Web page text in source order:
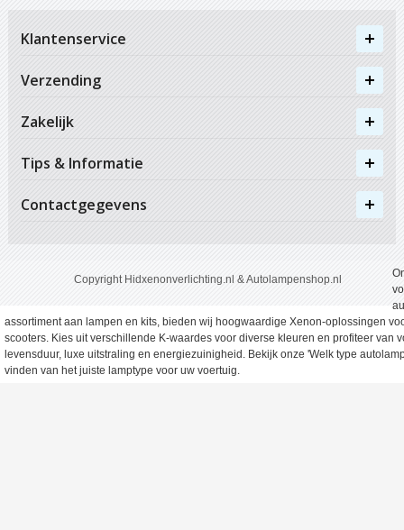
Klantenservice
Verzending
Zakelijk
Tips & Informatie
Contactgegevens
Copyright Hidxenonverlichting.nl & Autolampenshop.nl
assortiment aan lampen en kits, bieden wij hoogwaardige Xenon-oplossingen
scooters. Kies uit verschillende K-waardes voor diverse kleuren en profiteer van
levensduur, luxe uitstraling en energiezuinigheid. Bekijk onze 'Welk type
vinden van het juiste lamptype voor uw voertuig.